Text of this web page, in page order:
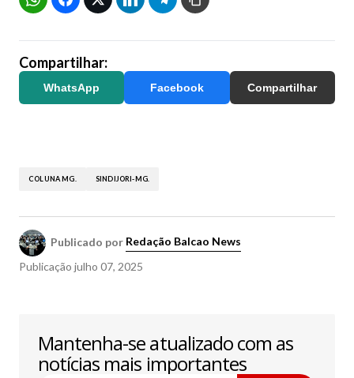
Compartilhar:
WhatsApp Facebook Compartilhar
COLUNA MG. SINDIJORI-MG.
Publicado por Redação Balcao News
Publicação julho 07, 2025
Mantenha-se atualizado com as
notícias mais importantes